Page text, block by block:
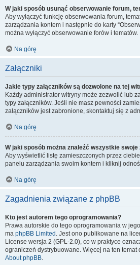
W jaki sposób usunąć obserwowanie forum,
Aby wyłączyć funkcję obserwowania forum,
zarządzania kontem i następnie do karty
można wyłączyć obserwowanie forów i tematów.
Na górę
Załączniki
Jakie typy załączników są dozwolone na tej
Każdy administrator witryny może zezwolić lub
typy załączników. Jeśli nie masz pewności
załączników jest zabronione, skontaktuj się z
Na górę
W jaki sposób można znaleźć wszystkie swoje
Aby wyświetlić listę zamieszczonych przez
panelu zarządzania swoim kontem i kliknij
Na górę
Zagadnienia związane z phpBB
Kto jest autorem tego oprogramowania?
Prawa autorskie do tego oprogramowania w
ma phpBB Limited . Jest ono publikowane na
License wersja 2 (GPL-2.0), co w praktyce
ograniczeń dystrybuowane. Więcej na ten temat
About phpBB.